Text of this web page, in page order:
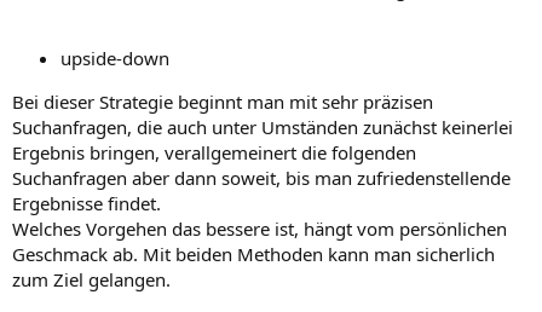
upside-down
Bei dieser Strategie beginnt man mit sehr präzisen
Suchanfragen, die auch unter Umständen zunächst keinerlei
Ergebnis bringen, verallgemeinert die folgenden
Suchanfragen aber dann soweit, bis man zufriedenstellende
Ergebnisse findet.
Welches Vorgehen das bessere ist, hängt vom persönlichen
Geschmack ab. Mit beiden Methoden kann man sicherlich
zum Ziel gelangen.